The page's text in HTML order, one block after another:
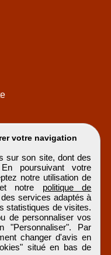
votre navigation
sur son site, dont des
poursuivant votre
notre utilisation de
notre politique de
services adaptés à
statistiques de visites.
de personnaliser vos
"Personnaliser". Par
changer d'avis en
situé en bas de